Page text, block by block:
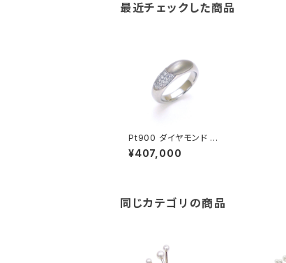
最近チェックした商品
Pt900 ダイヤモンド リ
ング
¥407,000
同じカテゴリの商品